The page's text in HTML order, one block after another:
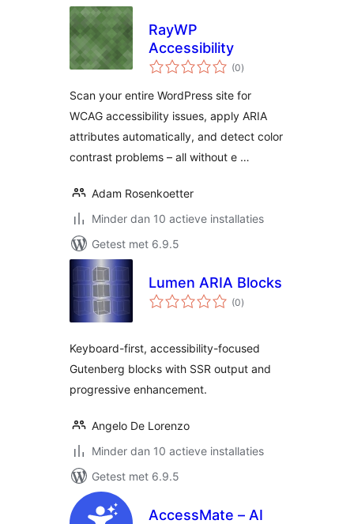
RayWP
Accessibility
(0totaal
waarderingen
)
Scan your entire WordPress site for
WCAG accessibility issues, apply ARIA
attributes automatically, and detect color
contrast problems – all without e …
Adam Rosenkoetter
Minder dan 10 actieve installaties
Getest met 6.9.5
Lumen ARIA Blocks
(0totaal
waarderingen
)
Keyboard-first, accessibility-focused
Gutenberg blocks with SSR output and
progressive enhancement.
Angelo De Lorenzo
Minder dan 10 actieve installaties
Getest met 6.9.5
AccessMate – AI